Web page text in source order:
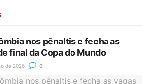
nos pênaltis e fecha as
final da Copa do Mundo
de 2026 0